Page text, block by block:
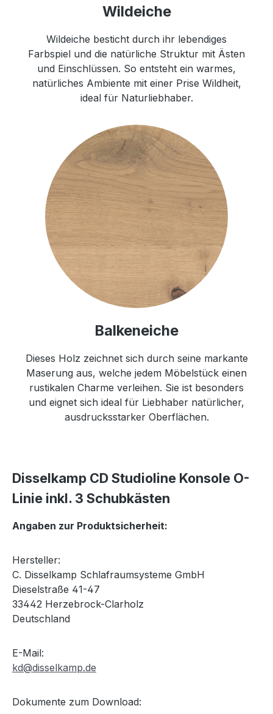
Wildeiche
Wildeiche besticht durch ihr lebendiges
Farbspiel und die natürliche Struktur mit Ästen
und Einschlüssen. So entsteht ein warmes,
natürliches Ambiente mit einer Prise Wildheit,
ideal für Naturliebhaber.
Balkeneiche
Dieses Holz zeichnet sich durch seine markante
Maserung aus, welche jedem Möbelstück einen
rustikalen Charme verleihen. Sie ist besonders
und eignet sich ideal für Liebhaber natürlicher,
ausdrucksstarker Oberflächen.
Disselkamp CD Studioline Konsole O-
Linie inkl. 3 Schubkästen
Angaben zur Produktsicherheit:
Hersteller:
C. Disselkamp Schlafraumsysteme GmbH
Dieselstraße 41-47
33442 Herzebrock-Clarholz
Deutschland
E-Mail:
kd@disselkamp.de
Dokumente zum Download: